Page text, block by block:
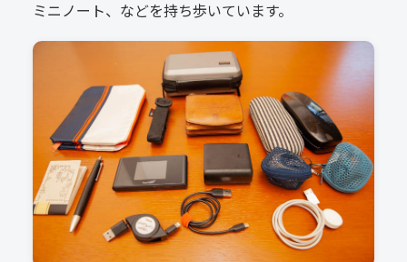
ミニノート、などを持ち歩いています。